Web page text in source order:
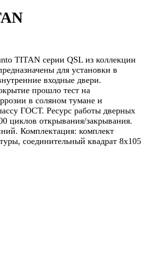
TITAN серии QSL из коллекции
для установки в
входные двери.
прошло тест на
в соляном тумане и
ГОСТ. Ресурс работы дверных
циклов открывания/закрывания.
Комплектация: комплект
соединительный квадрат 8x105